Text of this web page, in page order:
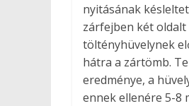
nyitásának
zárfejben két
töltényhüvelynek
hátra a zártömb.
eredménye, a
ennek ellenére 5-8